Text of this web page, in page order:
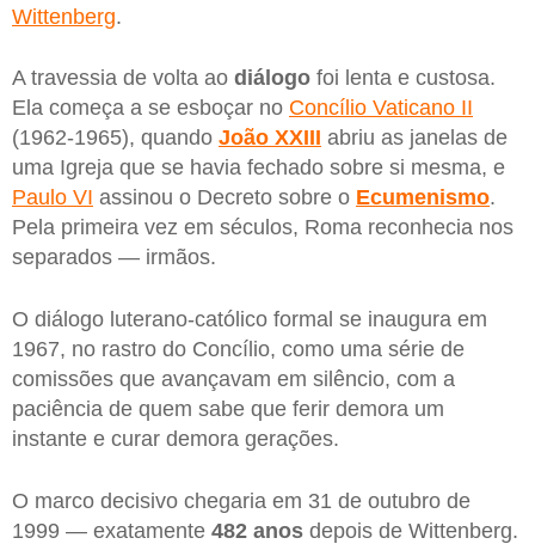
Wittenberg.
A travessia de volta ao diálogo foi lenta e custosa.
Ela começa a se esboçar no Concílio Vaticano II
(1962-1965), quando João XXIII abriu as janelas de
uma Igreja que se havia fechado sobre si mesma, e
Paulo VI assinou o Decreto sobre o Ecumenismo.
Pela primeira vez em séculos, Roma reconhecia nos
separados — irmãos.
O diálogo luterano-católico formal se inaugura em
1967, no rastro do Concílio, como uma série de
comissões que avançavam em silêncio, com a
paciência de quem sabe que ferir demora um
instante e curar demora gerações.
O marco decisivo chegaria em 31 de outubro de
1999 — exatamente 482 anos depois de Wittenberg.